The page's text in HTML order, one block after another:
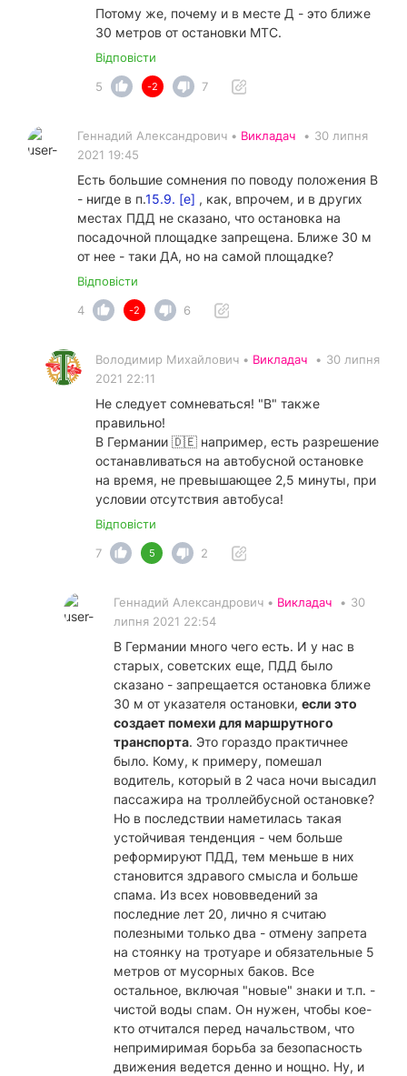
Потому же, почему и в месте Д - это ближе
30 метров от остановки МТС.
Відповісти
5
-2 7
Геннадий Александрович • Викладач • 30 липня
2021 19:45
Есть большие сомнения по поводу положения В
- нигде в п.15.9. [е] , как, впрочем, и в других
местах ПДД не сказано, что остановка на
посадочной площадке запрещена. Ближе 30 м
от нее - таки ДА, но на самой площадке?
Відповісти
4
-2 6
Володимир Михайлович • Викладач • 30 липня
2021 22:11
Не следует сомневаться! "В" также
правильно!
В Германии 🇩🇪 например, есть разрешение
останавливаться на автобусной остановке
на время, не превышающее 2,5 минуты, при
условии отсутствия автобуса!
Відповісти
7
5 2
Геннадий Александрович • Викладач • 30
липня 2021 22:54
В Германии много чего есть. И у нас в
старых, советских еще, ПДД было
сказано - запрещается остановка ближе
30 м от указателя остановки, если это
создает помехи для маршрутного
транспорта. Это гораздо практичнее
было. Кому, к примеру, помешал
водитель, который в 2 часа ночи высадил
пассажира на троллейбусной остановке?
Но в последствии наметилась такая
устойчивая тенденция - чем больше
реформируют ПДД, тем меньше в них
становится здравого смысла и больше
спама. Из всех нововведений за
последние лет 20, лично я считаю
полезными только два - отмену запрета
на стоянку на тротуаре и обязательные 5
метров от мусорных баков. Все
остальное, включая "новые" знаки и т.п. -
чистой воды спам. Он нужен, чтобы кое-
кто отчитался перед начальством, что
непримиримая борьба за безопасность
движения ведется денно и нощно. Ну, и